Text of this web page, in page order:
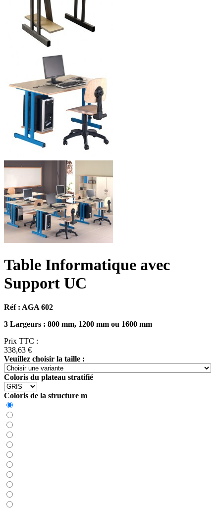
Table Informatique avec
Support UC
Réf : AGA 602
3 Largeurs : 800 mm, 1200 mm ou 1600 mm
Prix TTC :
338,63 €
Veuillez choisir la taille :
Coloris du plateau stratifié
Coloris de la structure m